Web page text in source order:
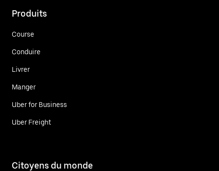
Produits
Course
Conduire
Livrer
Manger
Uber for Business
Uber Freight
Citoyens du monde